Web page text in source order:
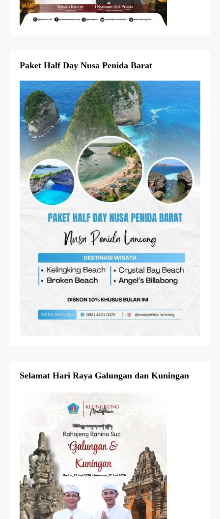
Paket Half Day Nusa Penida Barat
Selamat Hari Raya Galungan dan Kuningan